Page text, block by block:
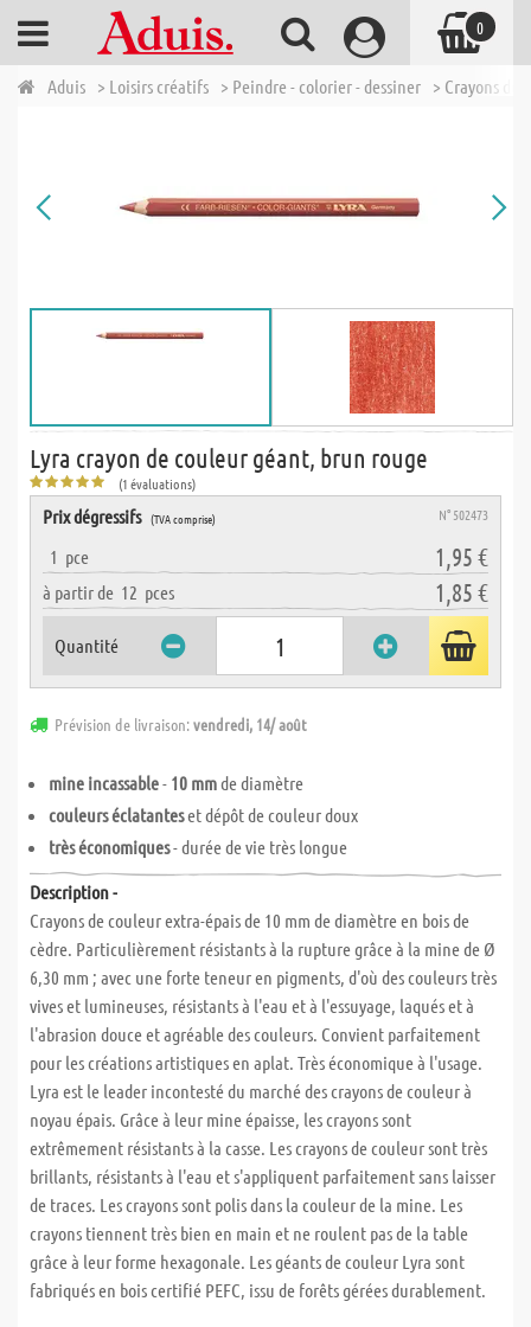
Aduis > Loisirs créatifs > Peindre - colorier - dessiner > Crayons de
Lyra crayon de couleur géant, brun rouge
(1 évaluations)
Prix dégressifs (TVA comprise) N° 502473
1 pce 1,95 €
à partir de 12 pces 1,85 €
Quantité
Prévision de livraison:vendredi, 14/ août
mine incassable- 10 mmde diamètre
couleurs éclatanteset dépôt de couleur doux
très économiques- durée de vie très longue
Description -
Crayons de couleur extra-épais de 10 mm de diamètre en bois de
cèdre. Particulièrement résistants à la rupture grâce à la mine de Ø
6,30 mm ; avec une forte teneur en pigments, d'où des couleurs très
vives et lumineuses, résistants à l'eau et à l'essuyage, laqués et à
l'abrasion douce et agréable des couleurs. Convient parfaitement
pour les créations artistiques en aplat. Très économique à l'usage.
Lyra est le leader incontesté du marché des crayons de couleur à
noyau épais. Grâce à leur mine épaisse, les crayons sont
extrêmement résistants à la casse. Les crayons de couleur sont très
brillants, résistants à l'eau et s'appliquent parfaitement sans laisser
de traces. Les crayons sont polis dans la couleur de la mine. Les
crayons tiennent très bien en main et ne roulent pas de la table
grâce à leur forme hexagonale. Les géants de couleur Lyra sont
fabriqués en bois certifié PEFC, issu de forêts gérées durablement.
0